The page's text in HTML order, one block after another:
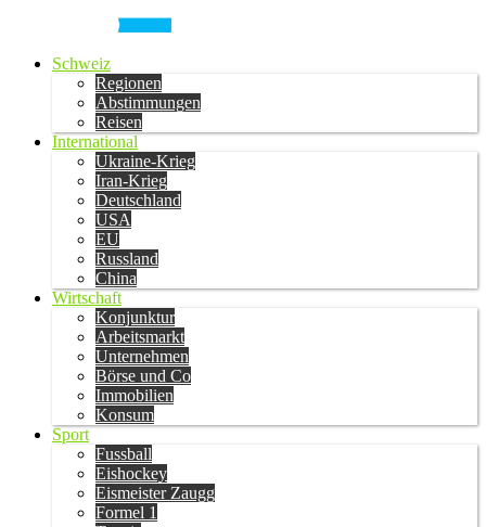
Schweiz
Regionen
Abstimmungen
Reisen
International
Ukraine-Krieg
Iran-Krieg
Deutschland
USA
EU
Russland
China
Wirtschaft
Konjunktur
Arbeitsmarkt
Unternehmen
Börse und Co
Immobilien
Konsum
Sport
Fussball
Eishockey
Eismeister Zaugg
Formel 1